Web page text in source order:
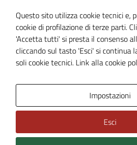
Cookie Policy
Note legali
Dichiarazione di accessibilità
Piano di miglioramento del sito
Questo sito utilizza cookie tecnici e,
cookie di profilazione di terze parti.
'Accetta tutti' si presta il consenso
cliccando sul tasto 'Esci' si continua
soli cookie tecnici. Link alla cookie
Impostazioni
Esci